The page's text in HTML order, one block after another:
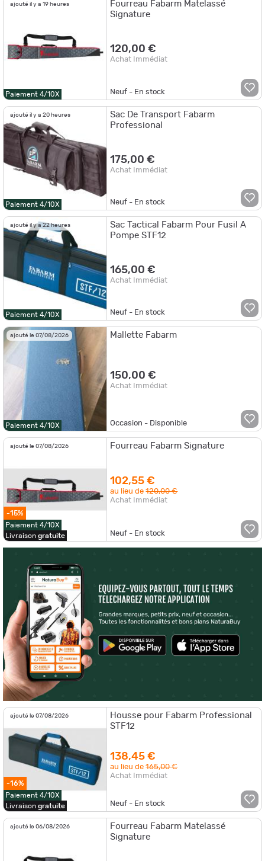
ajouté il y a 19 heures
Paiement 4/10X
Fourreau Fabarm Matelassé
Signature
120,00 €
Achat Immédiat
Neuf - En stock
ajouté il y a 20 heures
Paiement 4/10X
Sac De Transport Fabarm
Professional
175,00 €
Achat Immédiat
Neuf - En stock
ajouté il y a 22 heures
Paiement 4/10X
Sac Tactical Fabarm Pour Fusil A
Pompe STF12
165,00 €
Achat Immédiat
Neuf - En stock
ajouté le 07/08/2026
Paiement 4/10X
Mallette Fabarm
150,00 €
Achat Immédiat
Occasion - Disponible
ajouté le 07/08/2026
-15%
Paiement 4/10X
Livraison gratuite
Fourreau Fabarm Signature
102,55 €
au lieu de120,00 €
Achat Immédiat
Neuf - En stock
ajouté le 07/08/2026
-16%
Paiement 4/10X
Livraison gratuite
Housse pour Fabarm Professional
STF12
138,45 €
au lieu de165,00 €
Achat Immédiat
Neuf - En stock
ajouté le 06/08/2026
Fourreau Fabarm Matelassé
Signature